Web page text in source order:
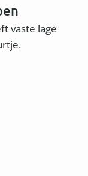
vaste lage